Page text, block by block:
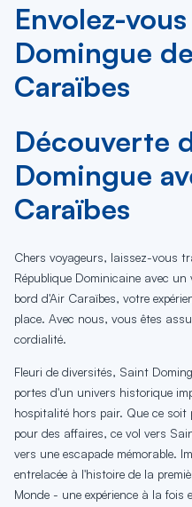
Envolez-
Domingue
Caraïbes
Découverte
Domingue
Caraïbes
Chers voyageurs, laissez-vous
République Dominicaine avec
bord d'Air Caraïbes, votre
place. Avec nous, vous êtes
cordialité.
Fleuri de diversités, Saint
portes d'un univers historique
hospitalité hors pair. Que ce
pour des affaires, ce vol vers
vers une escapade mémorable.
entrelacée à l'histoire de la
Monde - une expérience à la fois